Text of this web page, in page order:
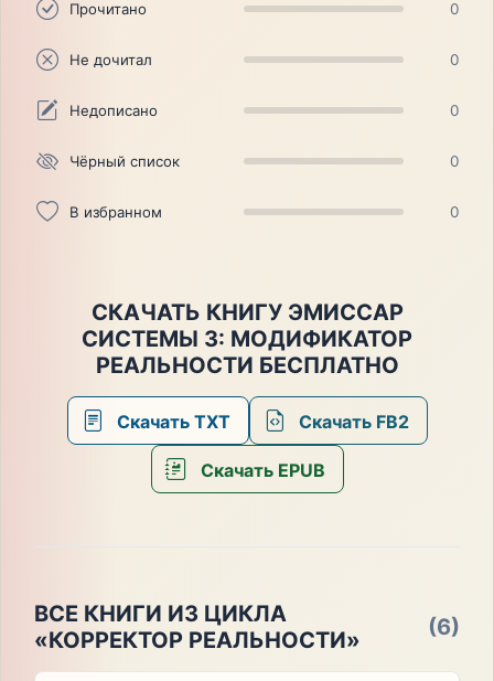
Прочитано 0
Не дочитал 0
Недописано 0
Чёрный список 0
В избранном 0
СКАЧАТЬ КНИГУ ЭМИССАР
СИСТЕМЫ 3: МОДИФИКАТОР
РЕАЛЬНОСТИ БЕСПЛАТНО
Скачать TXT Скачать FB2
Скачать EPUB
ВСЕ КНИГИ ИЗ ЦИКЛА
«КОРРЕКТОР РЕАЛЬНОСТИ»
(6)